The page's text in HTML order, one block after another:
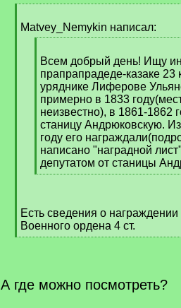
q
Matvey_Nemykin написал:
q
]
Всем добрый день! Ищу
прапрапрадеде-казаке 23
уряднике Лиферове
примерно в 1833
неизвестно), в 1861-1862
станицу Андрюковскую.
году его
написано "наградной
депутатом от станицы
[
]
Есть сведения о
Военного ордена 4 ст.
[
А где можно посмотреть?